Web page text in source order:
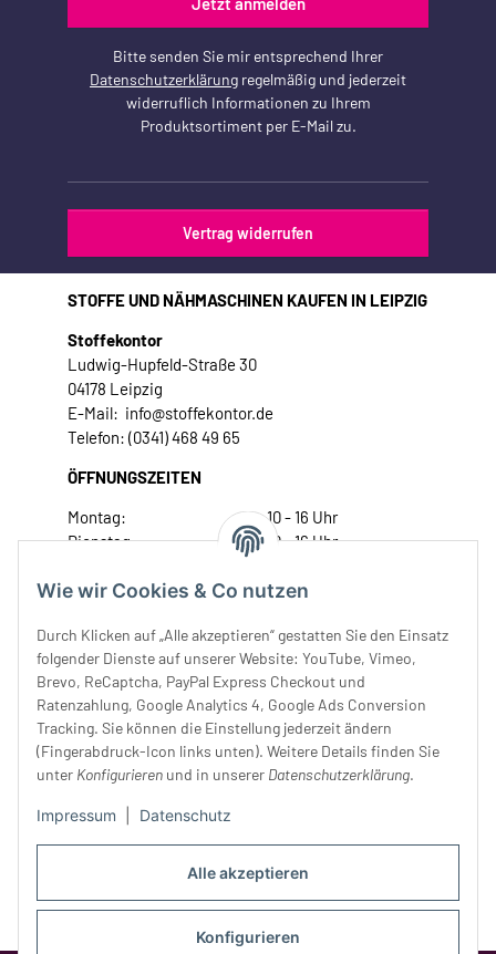
Alle akzeptieren
Konfigurieren
Wie wir Cookies & Co nutzen
Durch Klicken auf „Alle akzeptieren“ gestatten Sie den Einsatz
folgender Dienste auf unserer Website: YouTube, Vimeo,
Brevo, ReCaptcha, PayPal Express Checkout und
Ratenzahlung, Google Analytics 4, Google Ads Conversion
Tracking. Sie können die Einstellung jederzeit ändern
(Fingerabdruck-Icon links unten). Weitere Details finden Sie
unter Konfigurieren und in unserer Datenschutzerklärung.
Impressum Datenschutz
Bitte senden Sie mir entsprechend Ihrer
Datenschutzerklärung regelmäßig und jederzeit
widerruflich Informationen zu Ihrem
Produktsortiment per E-Mail zu.
Vertrag widerrufen
STOFFE UND NÄHMASCHINEN KAUFEN IN LEIPZIG
Stoffekontor
Ludwig-Hupfeld-Straße 30
04178 Leipzig
E-Mail: info@stoffekontor.de
Telefon: (0341) 468 49 65
ÖFFNUNGSZEITEN
Montag:
10 - 16 Uhr
Dienstag:
10 - 16 Uhr
Donnerstag:
10 - 18 Uhr
Samstag:
10 - 14 Uhr
Unser Service
Rechtliches